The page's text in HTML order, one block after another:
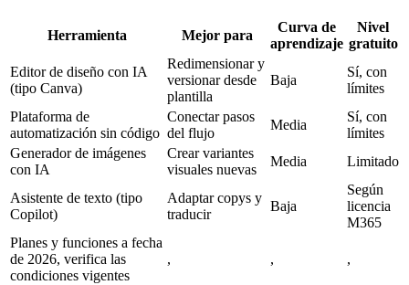
Herramienta Mejor para
Curva de
aprendizaje
Nivel
gratuito
Editor de diseño con IA
(tipo Canva)
Redimensionar y
versionar desde
plantilla
Baja
Sí, con
límites
Plataforma de
automatización sin código
Conectar pasos
del flujo
Media
Sí, con
límites
Generador de imágenes
con IA
Crear variantes
visuales nuevas
Media Limitado
Asistente de texto (tipo
Copilot)
Adaptar copys y
traducir
Baja
Según
licencia
M365
Planes y funciones a fecha
de 2026, verifica las
condiciones vigentes
, , ,